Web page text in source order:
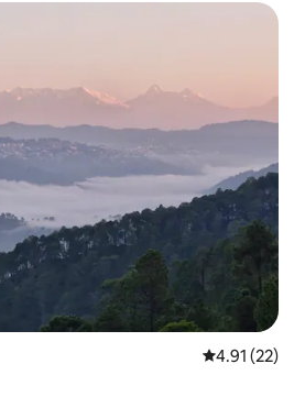
レビュー22
4.91 (22)